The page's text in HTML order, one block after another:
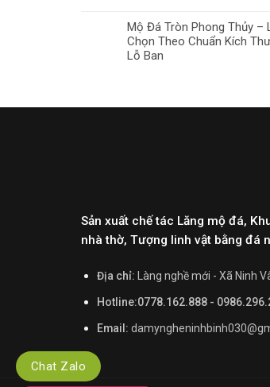
Mộ Đá Tròn Phong Thủy –
Chọn Theo Chuẩn Kích
Lỗ Ban
Sản xuất chế tác Lăng mộ đá,
nhà thờ, Tượng linh vật bằng đá
Địa chỉ: Làng nghề mới - Xã Ninh
Hotline:0778.162.888 -
Email:
Chat Zalo